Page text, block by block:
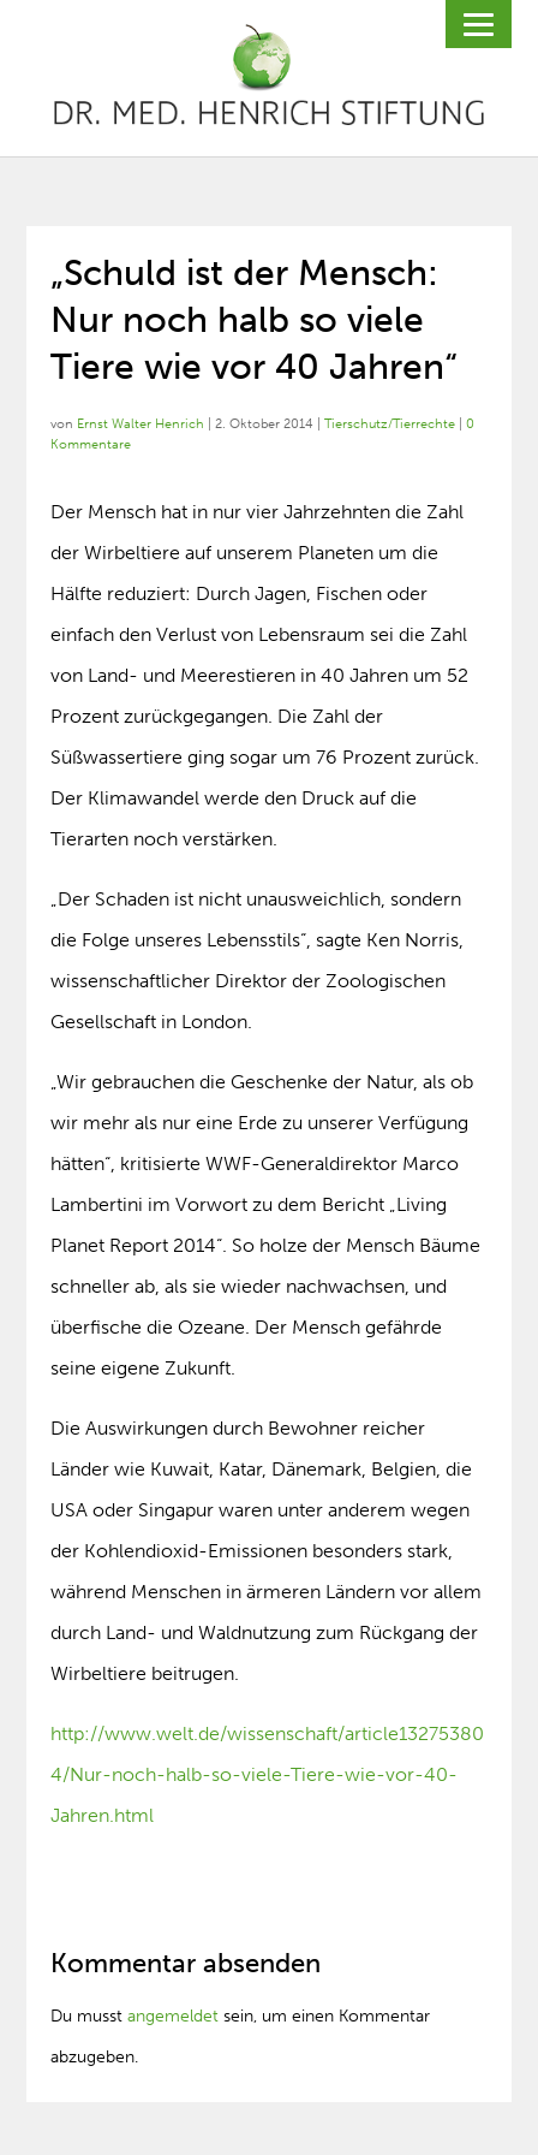
„Schuld ist der Mensch:
Nur noch halb so viele
Tiere wie vor 40 Jahren“
von Ernst Walter Henrich |2. Oktober 2014 |Tierschutz/Tierrechte |0
Kommentare
Der Mensch hat in nur vier Jahrzehnten die Zahl
der Wirbeltiere auf unserem Planeten um die
Hälfte reduziert: Durch Jagen, Fischen oder
einfach den Verlust von Lebensraum sei die Zahl
von Land- und Meerestieren in 40 Jahren um 52
Prozent zurückgegangen. Die Zahl der
Süßwassertiere ging sogar um 76 Prozent zurück.
Der Klimawandel werde den Druck auf die
Tierarten noch verstärken.
„Der Schaden ist nicht unausweichlich, sondern
die Folge unseres Lebensstils“, sagte Ken Norris,
wissenschaftlicher Direktor der Zoologischen
Gesellschaft in London.
„Wir gebrauchen die Geschenke der Natur, als ob
wir mehr als nur eine Erde zu unserer Verfügung
hätten“, kritisierte WWF-Generaldirektor Marco
Lambertini im Vorwort zu dem Bericht „Living
Planet Report 2014“. So holze der Mensch Bäume
schneller ab, als sie wieder nachwachsen, und
überfische die Ozeane. Der Mensch gefährde
seine eigene Zukunft.
Die Auswirkungen durch Bewohner reicher
Länder wie Kuwait, Katar, Dänemark, Belgien, die
USA oder Singapur waren unter anderem wegen
der Kohlendioxid-Emissionen besonders stark,
während Menschen in ärmeren Ländern vor allem
durch Land- und Waldnutzung zum Rückgang der
Wirbeltiere beitrugen.
http://www.welt.de/wissenschaft/article13275380
4/Nur-noch-halb-so-viele-Tiere-wie-vor-40-
Jahren.html
Kommentar absenden
Du musstangemeldet sein, um einen Kommentar
abzugeben.